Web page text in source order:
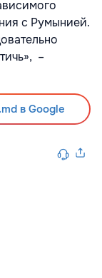
с Румынией.
–
в Google